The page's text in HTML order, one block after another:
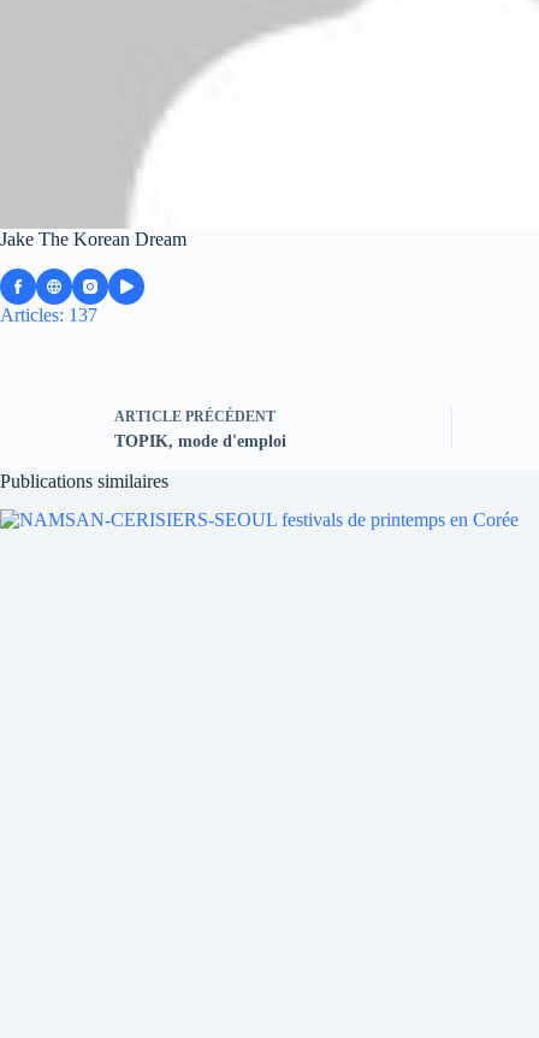
Jake The Korean Dream
Articles: 137
ARTICLE PRÉCÉDENT
TOPIK, mode d'emploi
Publications similaires